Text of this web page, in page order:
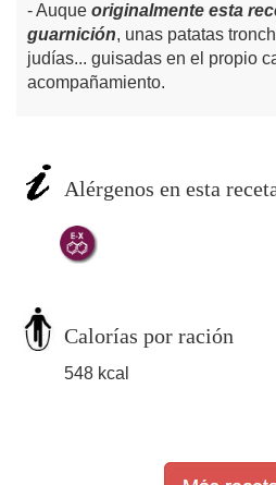
Auque originalmente esta
guarnición, unas patatas
judías... guisadas en el propio
acompañamiento.
Alérgenos en esta
Calorías por ración
548 kcal